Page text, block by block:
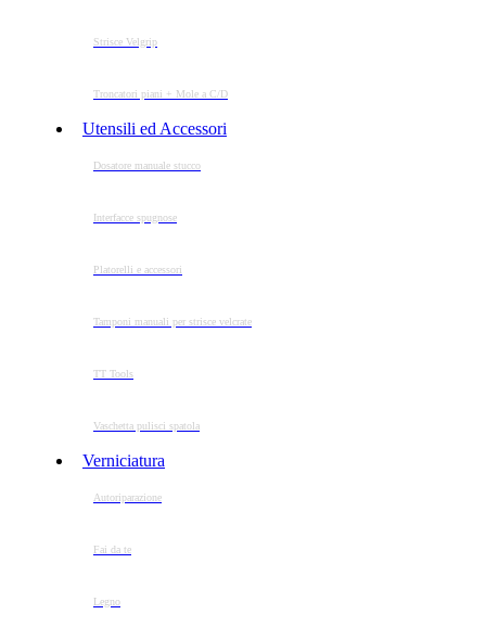
Strisce Velgrip
Troncatori piani + Mole a C/D
Utensili ed Accessori
Dosatore manuale stucco
Interfacce spugnose
Platorelli e accessori
Tamponi manuali per strisce velcrate
TT Tools
Vaschetta pulisci spatola
Verniciatura
Autoriparazione
Fai da te
Legno